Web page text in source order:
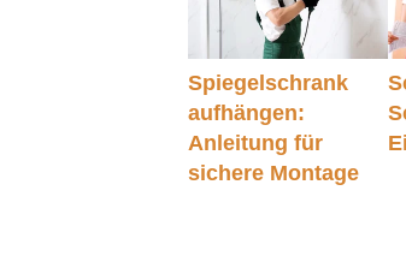
Spiegelschrank
aufhängen:
Anleitung für
sichere Montage